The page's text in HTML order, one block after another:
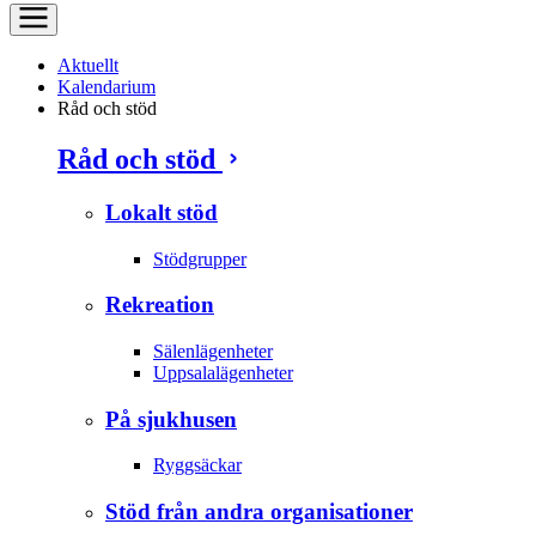
Aktuellt
Kalendarium
Råd och stöd
Råd och stöd
Lokalt stöd
Stödgrupper
Rekreation
Sälenlägenheter
Uppsalalägenheter
På sjukhusen
Ryggsäckar
Stöd från andra organisationer